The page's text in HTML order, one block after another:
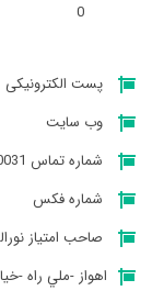
0
پست الکترونیکی
وب سایت
شماره تماس 4430031
شماره فکس
صاحب امتیاز
اهواز -ملي راه -